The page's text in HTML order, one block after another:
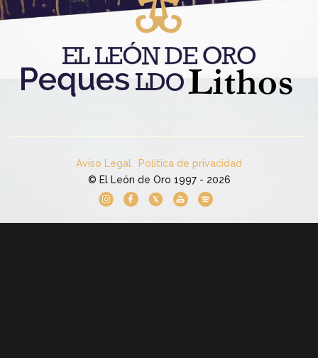
Aviso Legal
Política de privacidad
© El León de Oro 1997 - 2026